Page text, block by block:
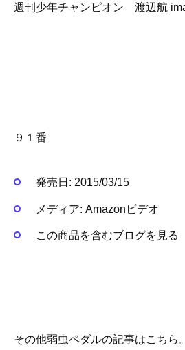
９１番
発売日: 2015/03/15
メディア: Amazonビデオ
この商品を含むブログを見る
その他弱虫ペダルの記事はこちら。